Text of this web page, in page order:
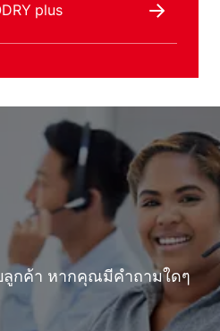
plus
ลูกค้า หากคุณมีคําถามใดๆ